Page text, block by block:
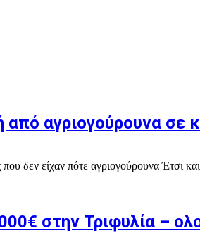
αγριογούρουνα σε
δεν είχαν πότε αγριογούρουνα
στην Τριφυλία –